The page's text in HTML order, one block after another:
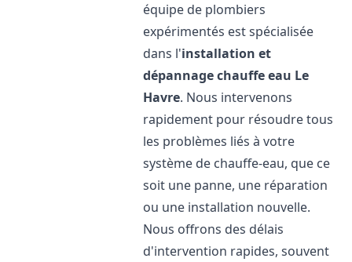
équipe de plombiers
expérimentés est spécialisée
dans l'installation et
dépannage chauffe eau Le
Havre. Nous intervenons
rapidement pour résoudre tous
les problèmes liés à votre
système de chauffe-eau, que ce
soit une panne, une réparation
ou une installation nouvelle.
Nous offrons des délais
d'intervention rapides, souvent